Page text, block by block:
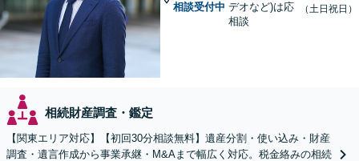
相談受付中 デオなど)は応
相談
（土日祝日）
相続財産調査・鑑定
【関東エリア対応】【初回30分相談無料】遺産分割・使い込み・財産
調査・遺言作成から事業承継・M&Aまで幅広く対応。税金絡みの相続